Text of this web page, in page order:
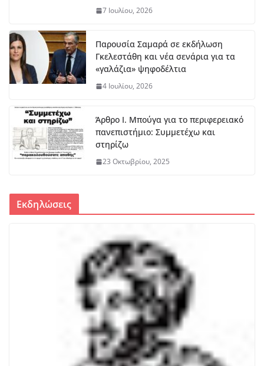
7 Ιουλίου, 2026
Παρουσία Σαμαρά σε εκδήλωση
Γκελεστάθη και νέα σενάρια για τα
«γαλάζια» ψηφοδέλτια
4 Ιουλίου, 2026
Άρθρο Ι. Μπούγα για το περιφερειακό
πανεπιστήμιο: Συμμετέχω και
στηρίζω
23 Οκτωβρίου, 2025
Εκδηλώσεις